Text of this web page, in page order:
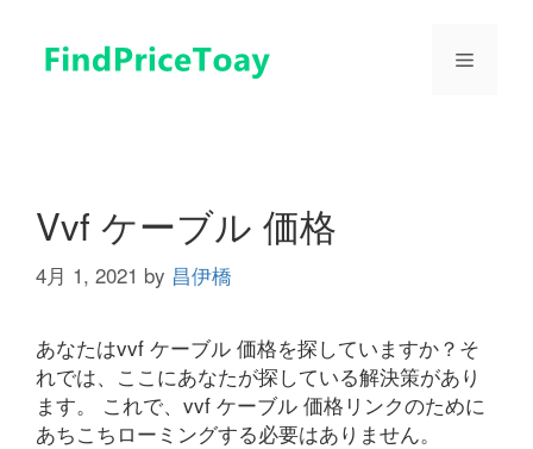
メ
Vvf ケーブル 価格
4月 1, 2021 by 昌伊橋
あなたはvvf ケーブル 価格を探していますか？そ
れでは、ここにあなたが探している解決策があり
ます。 これで、vvf ケーブル 価格リンクのために
あちこちローミングする必要はありません。